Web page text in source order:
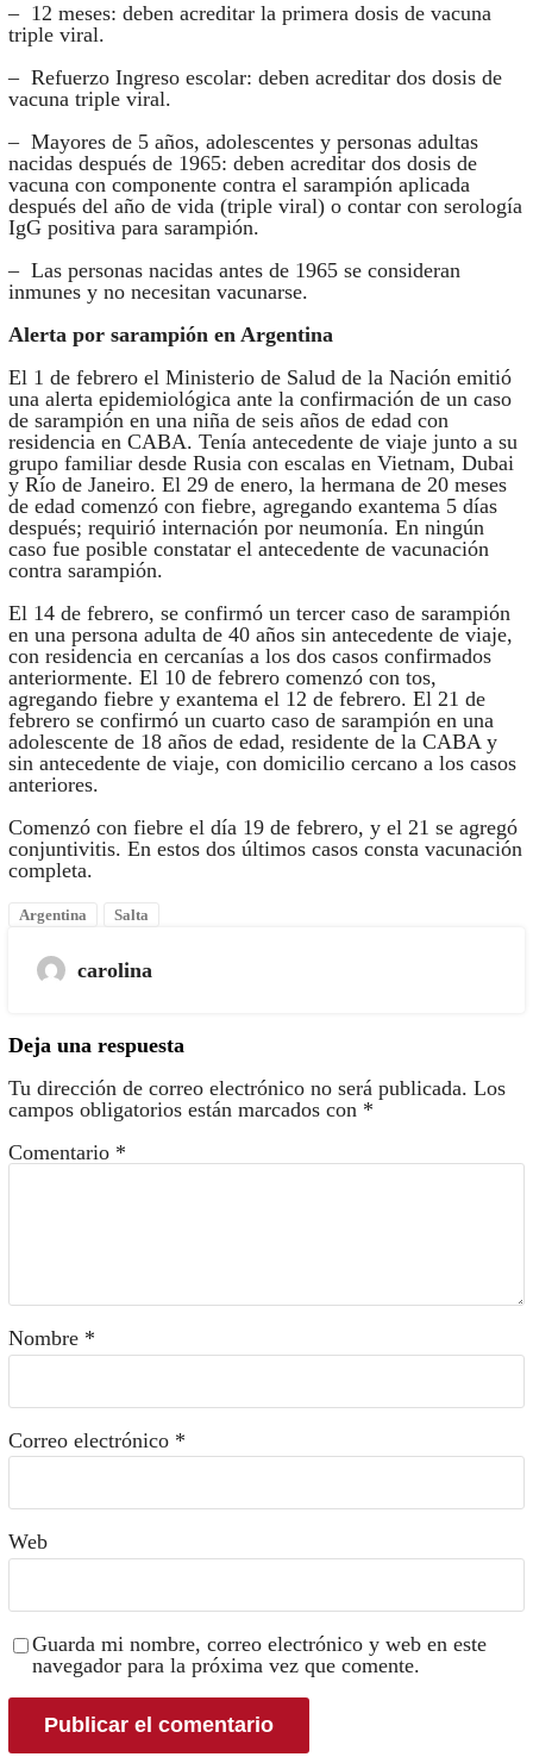
– 12 meses: deben acreditar la primera dosis de vacuna
triple viral.
– Refuerzo Ingreso escolar: deben acreditar dos dosis de
vacuna triple viral.
– Mayores de 5 años, adolescentes y personas adultas
nacidas después de 1965: deben acreditar dos dosis de
vacuna con componente contra el sarampión aplicada
después del año de vida (triple viral) o contar con serología
IgG positiva para sarampión.
– Las personas nacidas antes de 1965 se consideran
inmunes y no necesitan vacunarse.
Alerta por sarampión en Argentina
El 1 de febrero el Ministerio de Salud de la Nación emitió
una alerta epidemiológica ante la confirmación de un caso
de sarampión en una niña de seis años de edad con
residencia en CABA. Tenía antecedente de viaje junto a su
grupo familiar desde Rusia con escalas en Vietnam, Dubai
y Río de Janeiro. El 29 de enero, la hermana de 20 meses
de edad comenzó con fiebre, agregando exantema 5 días
después; requirió internación por neumonía. En ningún
caso fue posible constatar el antecedente de vacunación
contra sarampión.
El 14 de febrero, se confirmó un tercer caso de sarampión
en una persona adulta de 40 años sin antecedente de viaje,
con residencia en cercanías a los dos casos confirmados
anteriormente. El 10 de febrero comenzó con tos,
agregando fiebre y exantema el 12 de febrero. El 21 de
febrero se confirmó un cuarto caso de sarampión en una
adolescente de 18 años de edad, residente de la CABA y
sin antecedente de viaje, con domicilio cercano a los casos
anteriores.
Comenzó con fiebre el día 19 de febrero, y el 21 se agregó
conjuntivitis. En estos dos últimos casos consta vacunación
completa.
Argentina Salta
carolina
Deja una respuesta
Tu dirección de correo electrónico no será publicada. Los
campos obligatorios están marcados con *
Comentario *
Nombre *
Correo electrónico *
Web
Guarda mi nombre, correo electrónico y web en este
navegador para la próxima vez que comente.